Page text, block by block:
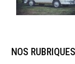
120
0
NOS RUBRIQUES